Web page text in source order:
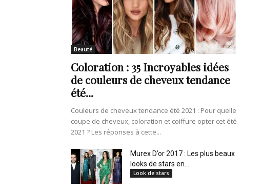
de
vie
Numéro
un
Beauté
Coloration : 35 Incroyables idées
de couleurs de cheveux tendance
été...
Couleurs de cheveux tendance été 2021 : Pour quelle
coupe de cheveux, coloration et coiffure opter cet été
2021 ? Les réponses à cette...
Murex D’or 2017 : Les plus beaux
looks de stars en...
Look de stars